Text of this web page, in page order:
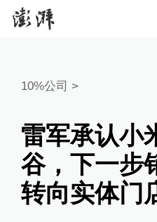
10%公司 >
雷军承认小
谷，下一步
转向实体门